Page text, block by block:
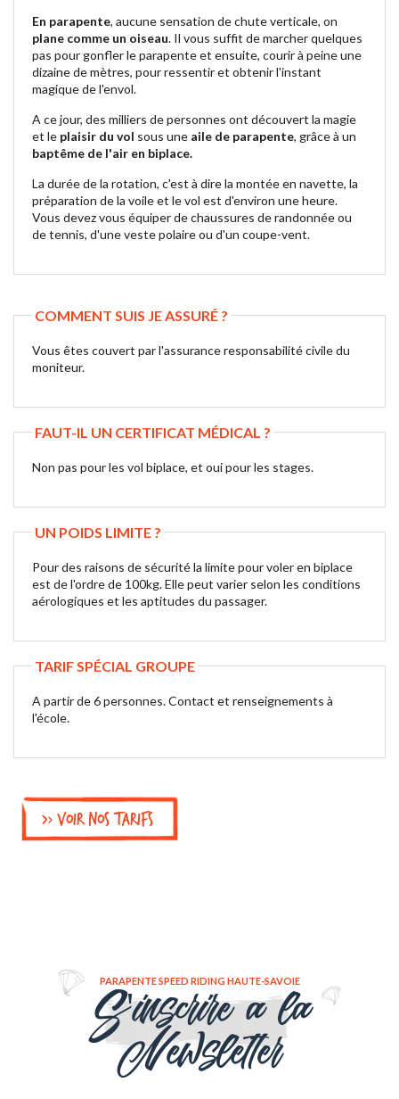
En parapente, aucune sensation de chute verticale, on
plane comme un oiseau. Il vous suffit de marcher quelques
pas pour gonfler le parapente et ensuite, courir à peine une
dizaine de mètres, pour ressentir et obtenir l'instant
magique de l'envol.
A ce jour, des milliers de personnes ont découvert la magie
et le
plaisir du vol sous une aile de parapente, grâce à un
baptême de l'air en biplace.
La durée de la rotation, c'est à dire la montée en navette, la
préparation de la voile et le vol est d'environ une heure.
Vous devez vous équiper de chaussures de randonnée ou
de tennis, d'une veste polaire ou d'un coupe-vent.
COMMENT SUIS JE ASSURÉ ?
Vous êtes couvert par l'assurance responsabilité civile du
moniteur.
FAUT-IL UN CERTIFICAT MÉDICAL ?
Non pas pour les vol biplace, et oui pour les stages.
UN POIDS LIMITE ?
Pour des raisons de sécurité la limite pour voler en biplace
est de l'ordre de 100kg. Elle peut varier selon les conditions
aérologiques et les aptitudes du passager.
TARIF SPÉCIAL GROUPE
A partir de 6 personnes. Contact et renseignements à
l'école.
>>Voir nos tarifs
PARAPENTE SPEED RIDING HAUTE-SAVOIE
S'inscrire a la
Newsletter